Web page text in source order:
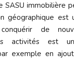
SASU immobilière
géographique est
de
activités est
exemple en